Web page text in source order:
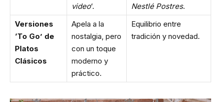
video‘.
Nestlé Postres.
Versiones
‘To Go’ de
Platos
Clásicos
Apela a la
nostalgia, pero
con un toque
moderno y
práctico.
Equilibrio entre
tradición y novedad.